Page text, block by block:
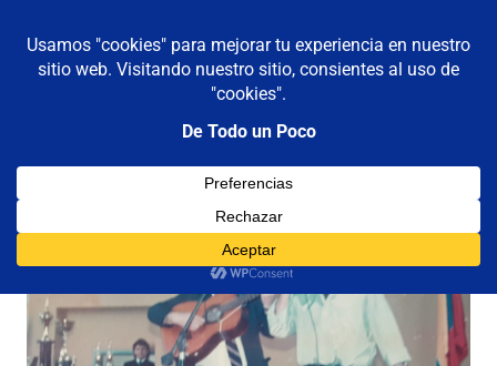
contenido
De todo un poco
Reflexiones,
Viajes
MENÚ